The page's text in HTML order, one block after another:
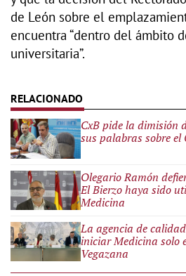
de León sobre el
encuentra “dentro del ámbito
universitaria”.
CxB pide la dimisión
sus palabras sobre
Olegario Ramón
El Bierzo haya sido
Medicina
La agencia de
iniciar Medicina solo
Vegazana